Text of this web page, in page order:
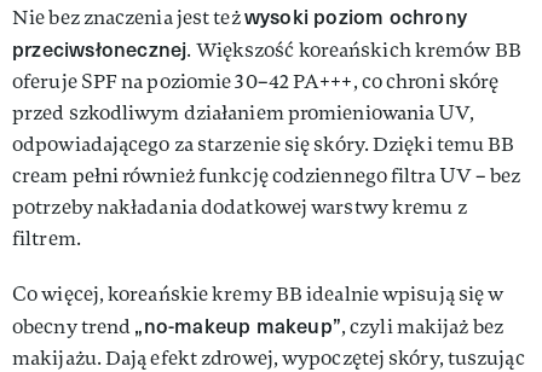
Nie bez znaczenia jest teżwysoki poziom ochrony
przeciwsłonecznej. Większość koreańskich kremów BB
oferuje SPF na poziomie 30–42 PA+++, co chroni skórę
przed szkodliwym działaniem promieniowania UV,
odpowiadającego za starzenie się skóry. Dzięki temu BB
cream pełni również funkcję codziennego filtra UV – bez
potrzeby nakładania dodatkowej warstwy kremu z
filtrem.
Co więcej, koreańskie kremy BB idealnie wpisują się w
obecny trend„no-makeup makeup”, czyli makijaż bez
makijażu. Dają efekt zdrowej, wypoczętej skóry, tuszując